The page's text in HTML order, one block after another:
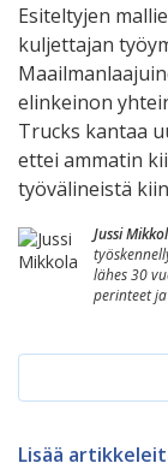
Esiteltyjen
kuljettajan
elinkeinon
Trucks kantaa
ettei ammatin
työvälineistä
Jussi
lähes 30
perinteet
Lisää